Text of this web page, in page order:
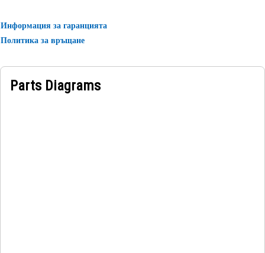
Информация за гаранцията
Политика за връщане
Parts Diagrams